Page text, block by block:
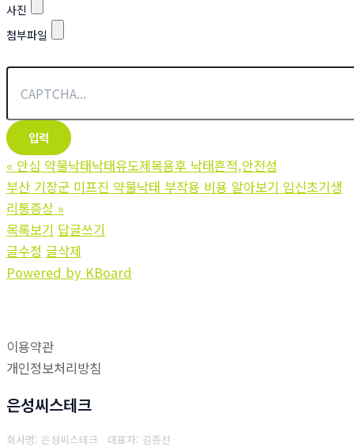
사진
첨부파일
« 안심 약물낙태낙태유도제복용후 낙태흔적,안전성
부산 기장군 미프진 약물낙태 부작용 비용 알아보기 임신초기생
리통증상 »
목록보기 답글쓰기
글수정 글삭제
Powered by KBoard
이용약관
개인정보처리방침
은성씨스테크
회사명: 은성씨스테크 대표자: 김종선